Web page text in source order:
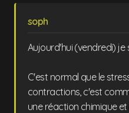
soph
Aujourd'hui (vendredi) je
C'est normal que le
contractions, c'est
une réaction chimique